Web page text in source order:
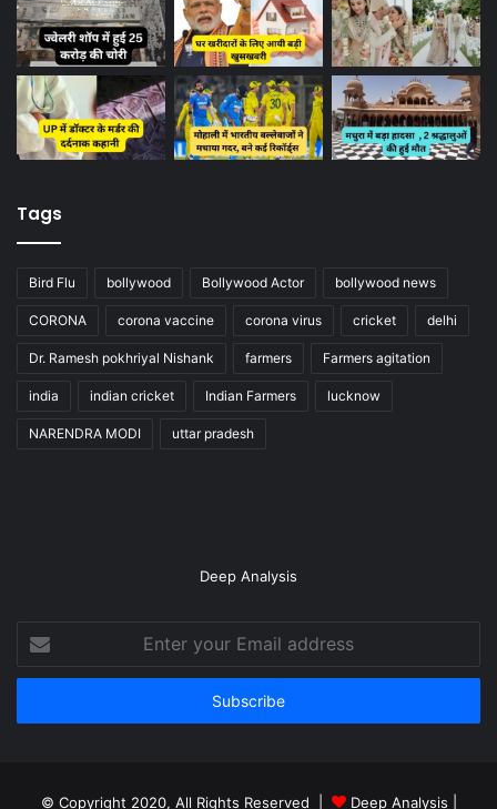
Tags
Bird Flu bollywood Bollywood Actor bollywood news
CORONA corona vaccine corona virus cricket delhi
Dr. Ramesh pokhriyal Nishank farmers Farmers agitation
india indian cricket Indian Farmers lucknow
NARENDRA MODI uttar pradesh
Deep Analysis
your
Email
© Copyright 2020, All Rights Reserved | Deep Analysis